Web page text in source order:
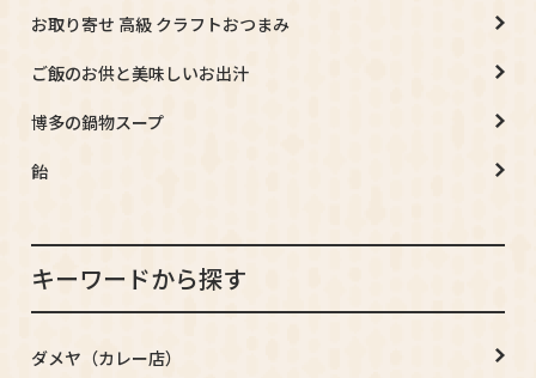
お取り寄せ 高級 クラフトおつまみ
ご飯のお供と美味しいお出汁
博多の鍋物スープ
飴
キーワードから探す
ダメヤ（カレー店）